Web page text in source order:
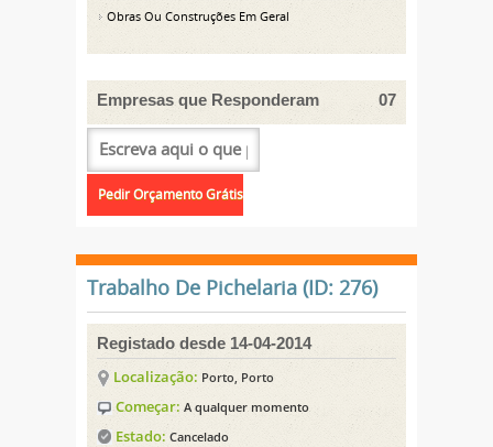
Obras Ou Construções Em Geral
Empresas que Responderam 07
Trabalho De Pichelaria (ID: 276)
Registado desde 14-04-2014
Localização: Porto, Porto
Começar: A qualquer momento
Estado: Cancelado